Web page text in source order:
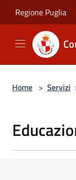
Regione Puglia
Home > Servizi